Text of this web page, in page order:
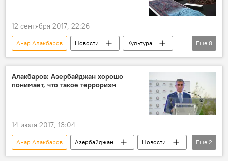
12 сентября 2017, 22:26
Анар Алакбаров Новости
Культура
ЖИЗНЬ
Азербайджан
Сеул
Эльбай Гасымзаде
Рамзи Теймуров
Фонд Гейдара Алиева
Еще 8
Алакбаров: Азербайджан хорошо
понимает, что такое терроризм
14 июля 2017, 13:04
Анар Алакбаров Азербайджан
Новости
дискриминация
гибель мирных жителей
Еще 2